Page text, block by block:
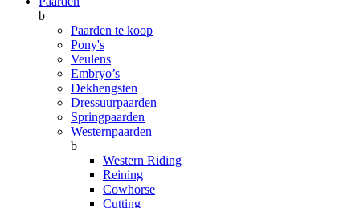
b
Paarden te koop
Pony's
Veulens
Embryo’s
Dekhengsten
Dressuurpaarden
Springpaarden
Westernpaarden
b
Western Riding
Reining
Cowhorse
Cutting